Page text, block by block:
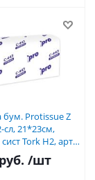
бум. Protissue Z
сл, 21*23см,
Tork H2, арт.
С443/шт